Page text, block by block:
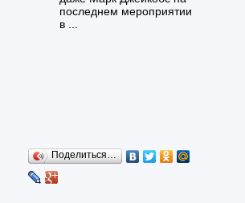
последнем мероприятии
в ...
Поделиться…